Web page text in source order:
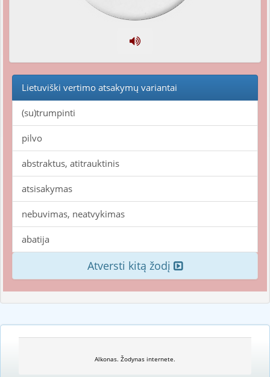
Lietuviški vertimo atsakymų variantai
(su)trumpinti
pilvo
abstraktus, atitrauktinis
atsisakymas
nebuvimas, neatvykimas
abatija
Atversti kitą žodį
Alkonas. Žodynas internete.